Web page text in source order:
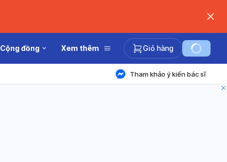
Cộng đồng Xem thêm Giỏ hàng
Tham khảo ý kiến bác sĩ